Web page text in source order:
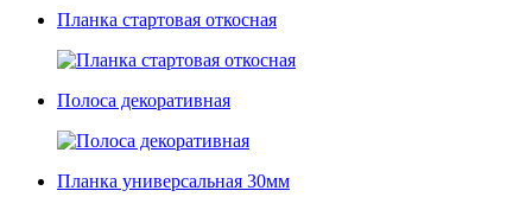
Планка стартовая откосная
Полоса декоративная
Планка универсальная 30мм